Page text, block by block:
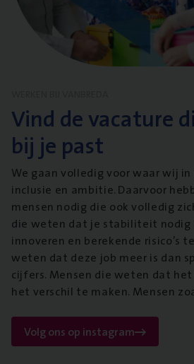
Vind de vacature
bij je past
We gaan volledig voor waar wij
inclusie en ambitie. Daarvoor
mensen nodig die ook volledig
die weten dat je stabiliteit nodig
innoveren en berekende risico’s
weten dat deze job meer is dan
cijfers. Mensen die weten dat
het verschil te maken. Mensen
Volg ons op instagram